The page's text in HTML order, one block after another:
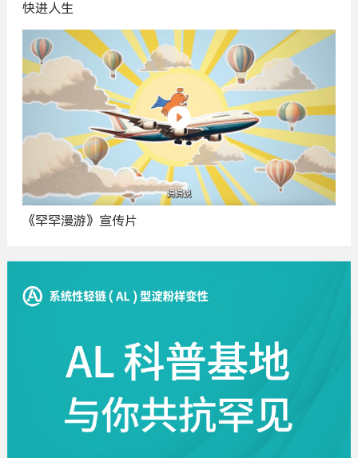
快进人生
《罕罕漫游》宣传片